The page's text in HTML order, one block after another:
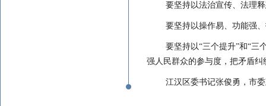
要坚持以法治宣传、法理
要坚持以操作易、功能强
要坚持以“三个提升”和“三
强人民群众的参与度，把矛盾
江汉区委书记张俊勇，市